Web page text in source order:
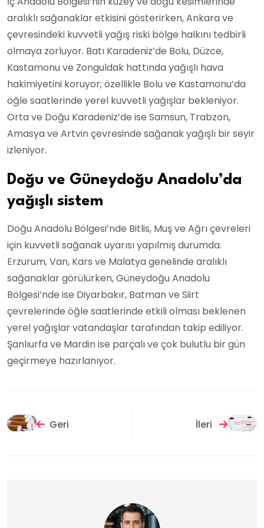
aralıklı sağanaklar etkisini gösterirken, Ankara ve
çevresindeki kuvvetli yağış riski bölge halkını tedbirli
olmaya zorluyor. Batı Karadeniz’de Bolu, Düzce,
Kastamonu ve Zonguldak hattında yağışlı hava
hakimiyetini koruyor; özellikle Bolu ve Kastamonu’da
öğle saatlerinde yerel kuvvetli yağışlar bekleniyor.
Orta ve Doğu Karadeniz’de ise Samsun, Trabzon,
Amasya ve Artvin çevresinde sağanak yağışlı bir seyir
izleniyor.
Doğu ve Güneydoğu Anadolu’da
yağışlı sistem
Doğu Anadolu Bölgesi’nde Bitlis, Muş ve Ağrı çevreleri
için kuvvetli sağanak uyarısı yapılmış durumda.
Erzurum, Van, Kars ve Malatya genelinde aralıklı
sağanaklar görülürken, Güneydoğu Anadolu
Bölgesi’nde ise Diyarbakır, Batman ve Siirt
çevrelerinde öğle saatlerinde etkili olması beklenen
yerel yağışlar vatandaşlar tarafından takip ediliyor.
Şanlıurfa ve Mardin ise parçalı ve çok bulutlu bir gün
geçirmeye hazırlanıyor.
Geri İleri